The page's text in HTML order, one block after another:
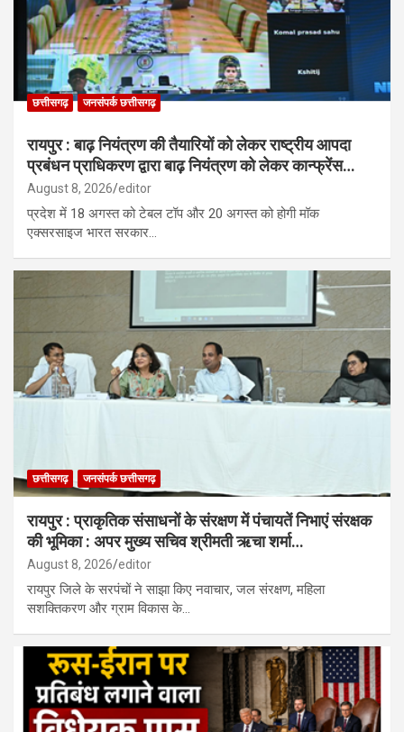
छत्तीसगढ़ जनसंपर्क छत्तीसगढ़
रायपुर : बाढ़ नियंत्रण की तैयारियों को लेकर राष्ट्रीय आपदा
प्रबंधन प्राधिकरण द्वारा बाढ़ नियंत्रण को लेकर कान्फ्रेंस…
August 8, 2026 editor
प्रदेश में 18 अगस्त को टेबल टॉप और 20 अगस्त को होगी मॉक
एक्सरसाइज भारत सरकार…
छत्तीसगढ़ जनसंपर्क छत्तीसगढ़
रायपुर : प्राकृतिक संसाधनों के संरक्षण में पंचायतें निभाएं संरक्षक
की भूमिका : अपर मुख्य सचिव श्रीमती ऋचा शर्मा…
August 8, 2026 editor
रायपुर जिले के सरपंचों ने साझा किए नवाचार, जल संरक्षण, महिला
सशक्तिकरण और ग्राम विकास के…